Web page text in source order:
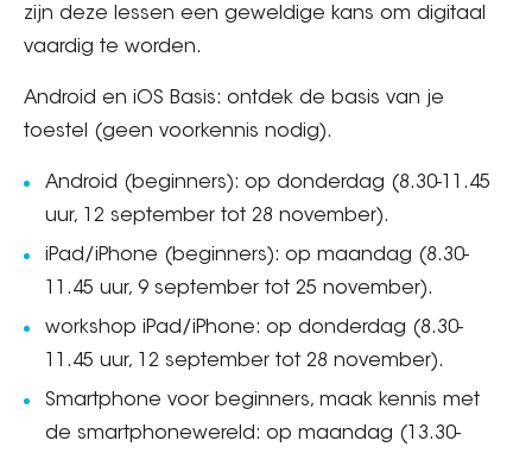
zijn deze lessen een geweldige kans om digitaal
vaardig te worden.
Android en iOS Basis: ontdek de basis van je
toestel (geen voorkennis nodig).
Android (beginners): op donderdag (8.30-11.45
uur, 12 september tot 28 november).
iPad/iPhone (beginners): op maandag (8.30-
11.45 uur, 9 september tot 25 november).
workshop iPad/iPhone: op donderdag (8.30-
11.45 uur, 12 september tot 28 november).
Smartphone voor beginners, maak kennis met
de smartphonewereld: op maandag (13.30-